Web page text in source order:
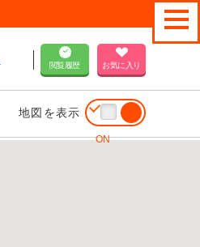
閲覧履歴 お気に入り
地図を表示